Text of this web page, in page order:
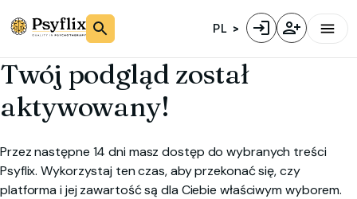
PL
Twój podgląd został
aktywowany!
Przez następne 14 dni masz dostęp do wybranych treści
Psyflix. Wykorzystaj ten czas, aby przekonać się, czy
platforma i jej zawartość są dla Ciebie właściwym wyborem.